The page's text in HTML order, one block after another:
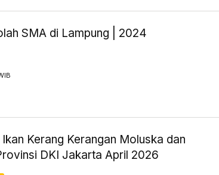
SMA di Lampung | 2024
Kerang Kerangan Moluska dan
DKI Jakarta April 2026